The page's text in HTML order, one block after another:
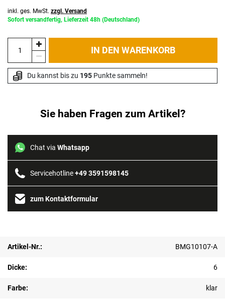
inkl. ges. MwSt. zzgl. Versand
Sofort versandfertig, Lieferzeit 48h (Deutschland)
IN DEN WARENKORB
Du kannst bis zu 195 Punkte sammeln!
Sie haben Fragen zum Artikel?
Chat via Whatsapp
Servicehotline+49 3591598145
zum Kontaktformular
Artikel-Nr.: BMG10107-A
Dicke: 6
Farbe: klar